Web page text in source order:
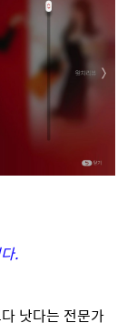
.
낫다는 전문가